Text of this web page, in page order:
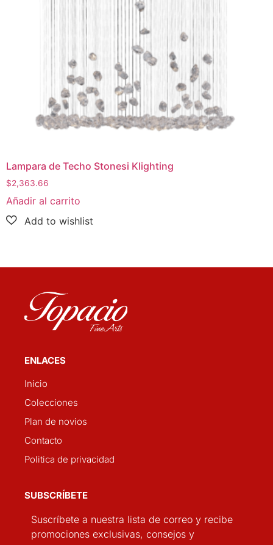
Lampara de Techo Stonesi Klighting
$2,363.66
Añadir al carrito
ENLACES
Inicio
Colecciones
Plan de novios
Contacto
Politica de privacidad
SUBSCRÍBETE
Suscríbete a nuestra lista de correo y recibe
promociones exclusivas, consejos y